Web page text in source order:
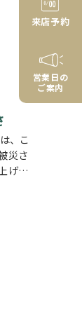
、こ
災さ
げま
来店予約
営業日の
ご案内